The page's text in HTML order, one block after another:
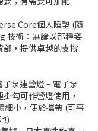
Core個人睡墊 (隨
技術：無論以那種姿
，提供卓越的支撐
泵連營燈 – 電子泵
勾可作營燈使用，
細小，便於攜帶 (可事
)